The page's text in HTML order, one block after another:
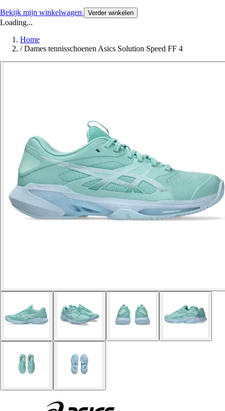
Bekijk mijn winkelwagen Verder winkelen
Loading...
Home
/ Dames tennisschoenen Asics Solution Speed FF 4